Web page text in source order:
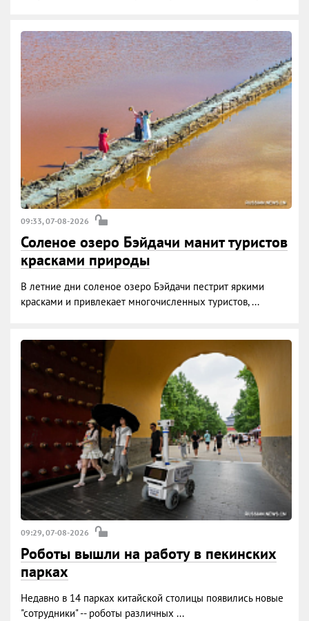
09:33, 07-08-2026
Соленое озеро Бэйдачи манит туристов
красками природы
В летние дни соленое озеро Бэйдачи пестрит яркими
красками и привлекает многочисленных туристов, ...
09:29, 07-08-2026
Роботы вышли на работу в пекинских
парках
Недавно в 14 парках китайской столицы появились новые
"сотрудники" -- роботы различных ...